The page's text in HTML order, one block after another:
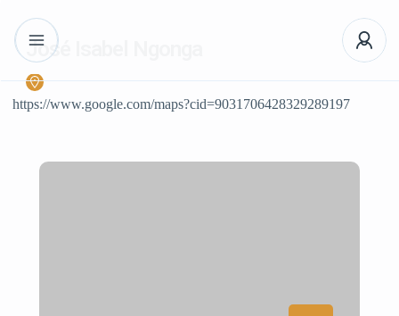
José Isabel Ngonga
https://www.google.com/maps?cid=9031706428329289197